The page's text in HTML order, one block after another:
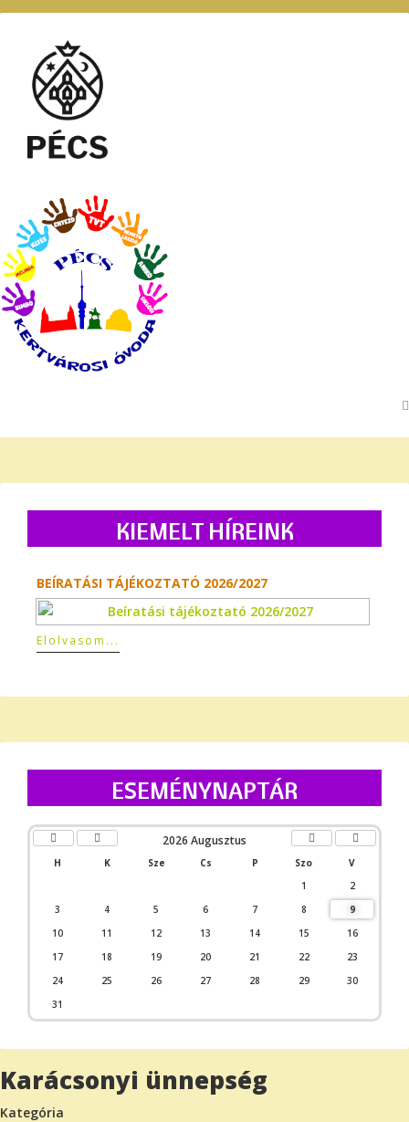
KIEMELT HÍREINK
BEÍRATÁSI TÁJÉKOZTATÓ 2026/2027
Elolvasom...
ESEMÉNYNAPTÁR
2026 Augusztus
H K Sze Cs P Szo
V
1
2
3
4 5 6 7 8
9
10
11 12 13 14 15
16
17
18 19 20 21 22
23
24
25 26 27 28 29
30
31
Karácsonyi ünnepség
Kategória